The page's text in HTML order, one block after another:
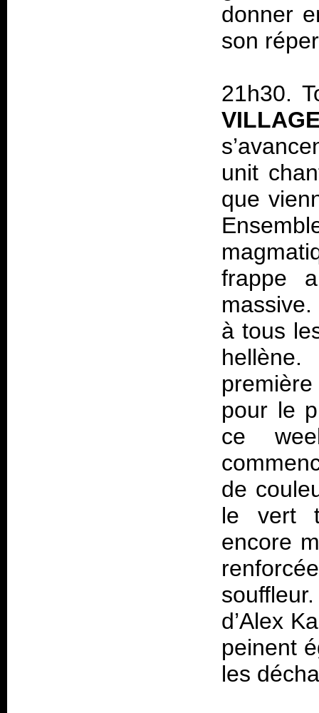
donner
son
21h30.
unit
que
frappe
à tous
pour le
ce
de
le vert
encore
d’Alex
peinent
les